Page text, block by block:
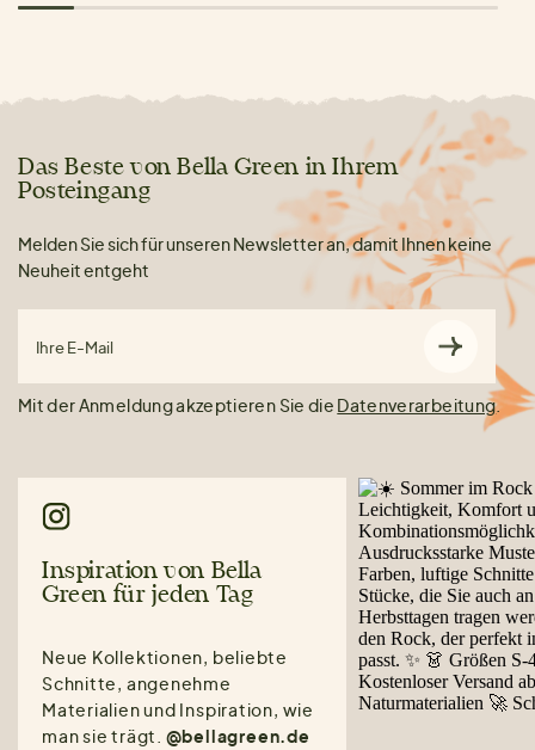
Das Beste von Bella Green in Ihrem
Posteingang
Melden Sie sich für unseren Newsletter an, damit Ihnen keine
Neuheit entgeht
Ihre E-Mail
Mit der Anmeldung akzeptieren Sie die Datenverarbeitung.
Inspiration von Bella
Green für jeden Tag
Neue Kollektionen, beliebte
Schnitte, angenehme
Materialien und Inspiration, wie
man sie trägt. @bellagreen.de